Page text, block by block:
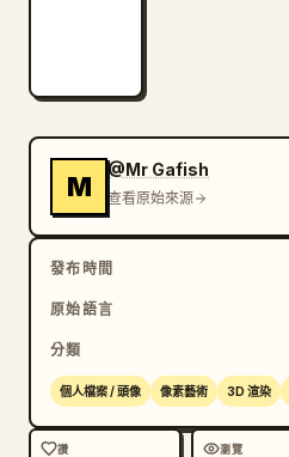
M
@Mr Gafish
查看原始來源
發布時間
原始語言
分類
個人檔案 / 頭像 像素藝術 3D 渲染
讚 瀏覽